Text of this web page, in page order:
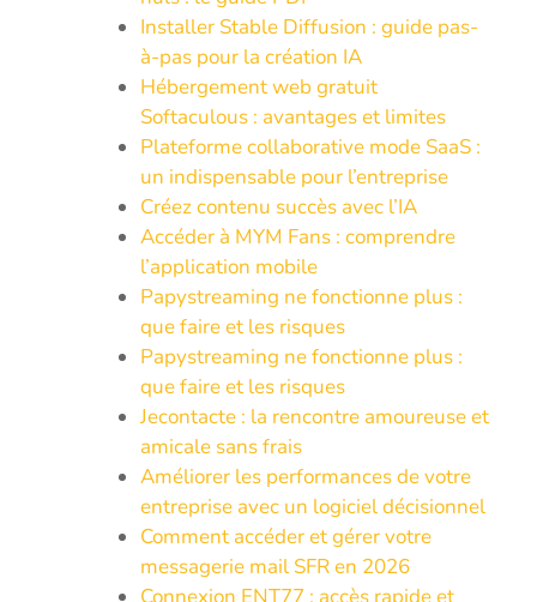
Installer Stable Diffusion : guide pas-
à-pas pour la création IA
Hébergement web gratuit
Softaculous : avantages et limites
Plateforme collaborative mode SaaS :
un indispensable pour l’entreprise
Créez contenu succès avec l’IA
Accéder à MYM Fans : comprendre
l’application mobile
Papystreaming ne fonctionne plus :
que faire et les risques
Papystreaming ne fonctionne plus :
que faire et les risques
Jecontacte : la rencontre amoureuse et
amicale sans frais
Améliorer les performances de votre
entreprise avec un logiciel décisionnel
Comment accéder et gérer votre
messagerie mail SFR en 2026
Connexion ENT77 : accès rapide et